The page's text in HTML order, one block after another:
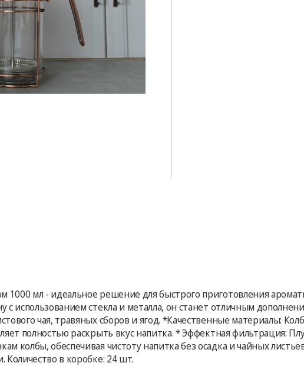
мл - идеальное решение для быстрого приготовления
с использованием стекла и металла, он станет отличным
чая, травяных сборов и ягод. *Качественные материалы:
полностью раскрыть вкус напитка. * Эффектная фильтрация:
колбы, обеспечивая чистоту напитка без осадка и чайных
Количество в коробке: 24 шт.